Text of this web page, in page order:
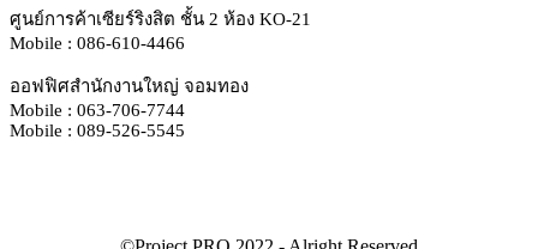
ศูนย์การค้าเซียร์ริงสิต ชั้น 2 ห้อง KO-21
Mobile : 086-610-4466
ออฟฟิศสำนักงานใหญ่ จอมทอง
Mobile : 063-706-7744
Mobile : 089-526-5545